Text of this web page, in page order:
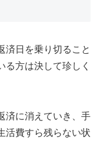
済日を乗り切ること
る方は決して珍しく
済に消えていき、手
活費すら残らない状